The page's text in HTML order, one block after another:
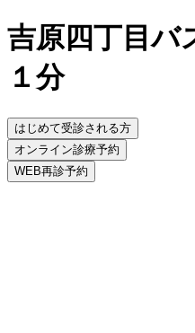
吉原四丁目
１分